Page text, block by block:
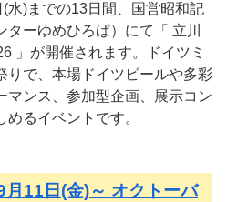
水)までの13日間、国営昭和記
ーゆめひろば）にて「 立川
」が開催されます。ドイツミ
りで、本場ドイツビールや多彩
マンス、参加型企画、展示コン
るイベントです。
月11日(金)～ オクトーバ